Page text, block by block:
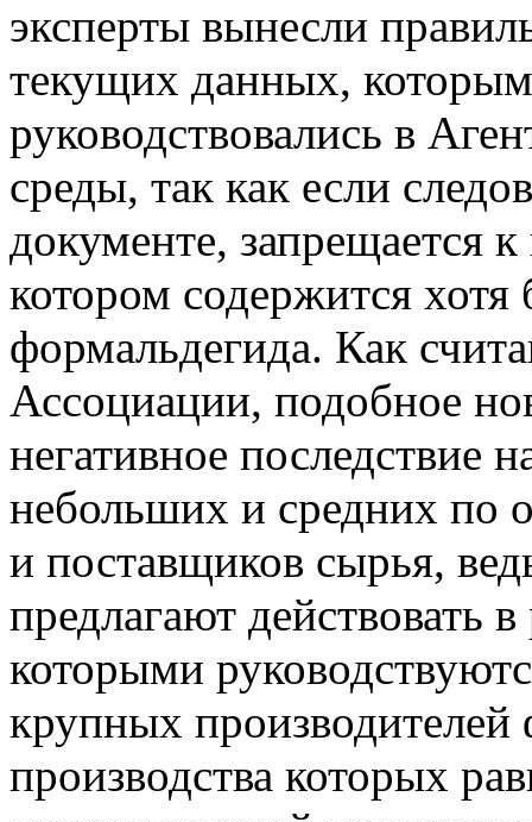
эксперты вынесли
текущих данных,
руководствовались в
среды, так как если
документе, запрещается
котором содержится
формальдегида. Как
Ассоциации, подобное
негативное последствие
небольших и средних по
и поставщиков сырья,
предлагают действовать
которыми
крупных
производства которых